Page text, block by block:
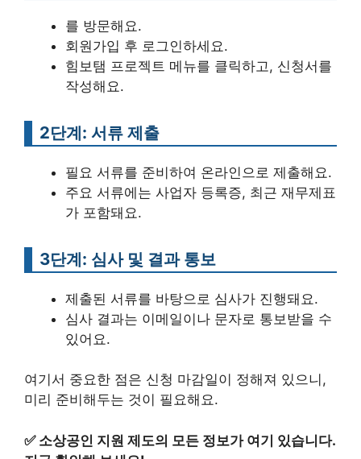
를 방문해요.
회원가입 후 로그인하세요.
힘보탬 프로젝트 메뉴를 클릭하고, 신청서를
작성해요.
2단계: 서류 제출
필요 서류를 준비하여 온라인으로 제출해요.
주요 서류에는 사업자 등록증, 최근 재무제표
가 포함돼요.
3단계: 심사 및 결과 통보
제출된 서류를 바탕으로 심사가 진행돼요.
심사 결과는 이메일이나 문자로 통보받을 수
있어요.
여기서 중요한 점은 신청 마감일이 정해져 있으니,
미리 준비해두는 것이 필요해요.
✅ 소상공인 지원 제도의 모든 정보가 여기 있습니다.